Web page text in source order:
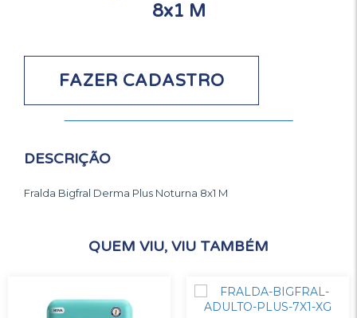
8x1 M
FAZER CADASTRO
DESCRIÇÃO
Fralda Bigfral Derma Plus Noturna 8x1 M
QUEM VIU, VIU TAMBÉM